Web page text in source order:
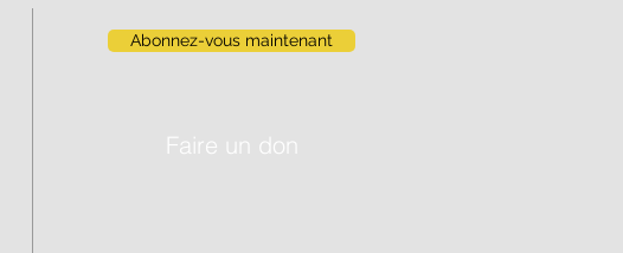
Abonnez-vous maintenant
Faire un don